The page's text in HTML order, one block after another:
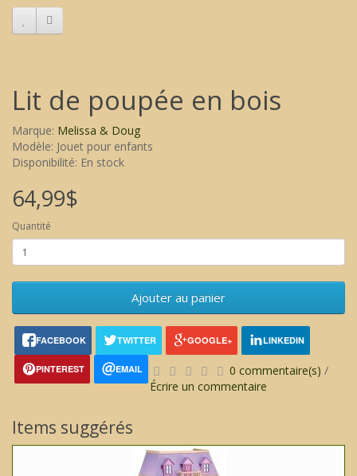
Lit de poupée en bois
Marque: Melissa & Doug
Modèle: Jouet pour enfants
Disponibilité: En stock
64,99$
Quantité
Ajouter au panier
FACEBOOK TWITTER GOOGLE+ LINKEDIN
PINTEREST EMAIL 0 commentaire(s) /
Écrire un commentaire
Items suggérés